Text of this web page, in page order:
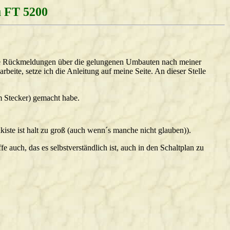
FT 5200
über die gelungenen Umbauten nach meiner
setze ich die Anleitung auf meine Seite. An dieser Stelle
gemacht habe.
ist halt zu groß (auch wenn´s manche nicht glauben)).
das es selbstverständlich ist, auch in den Schaltplan zu